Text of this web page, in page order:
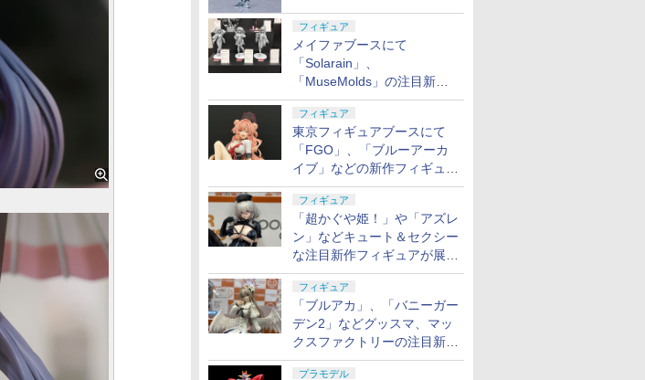
フィギュア
メイファブースにて
「Solarain」、
「MuseMolds」の注目新作
フィギュアが展示【ホビーメ
ーカー合同展示会】
フィギュア
東京フィギュアブースにて
「FGO」、「ブルーアーカ
イブ」などの新作フィギュア
が展示【ホビーメーカー合同
展示会】
フィギュア
「超かぐや姫！」や「アズレ
ン」などキュート＆セクシー
な注目新作フィギュアが展示
【ホビーメーカー合同展示
会】
フィギュア
「ブルアカ」、「バニーガー
デン2」などグッスマ、マッ
クスファクトリーの注目新作
フィギュアが展示【ホビーメ
プラモデル